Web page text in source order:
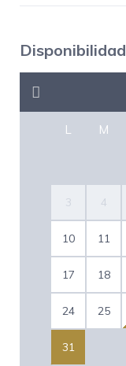
Disponibilidad
L M
3 4
10 11
17 18
24 25
31